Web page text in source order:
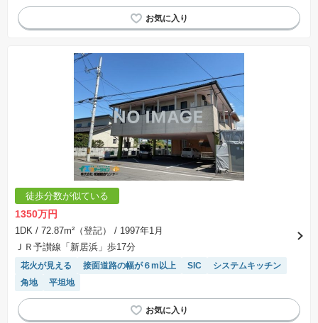
徒歩分数が似ている
1350万円
1DK / 72.87m²（登記）
/ 1997年1月
ＪＲ予讃線「新居浜」歩17分
花火が見える 接面道路の幅が６m以上 SIC
システムキッチン
角地
平坦地